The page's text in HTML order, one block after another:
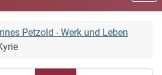
Petzold - Werk und Leben